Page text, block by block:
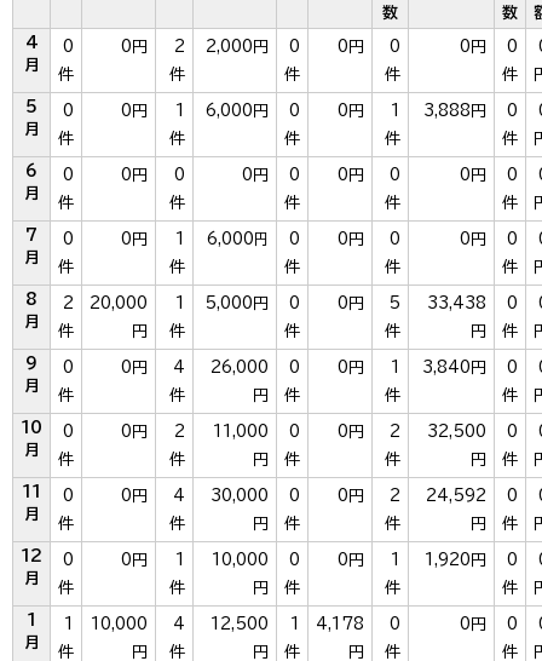
数
数
4
月
0
件
0円
2
件
2,000円
0
件
0円
0
件
0円
0
件
5
月
0
件
0円
1
件
6,000円
0
件
0円
1
件
3,888円
0
件
6
月
0
件
0円
0
件
0円
0
件
0円
0
件
0円
0
件
7
月
0
件
0円
1
件
6,000 円
0
件
0円
0
件
0円
0
件
8
月
2
件
20,000
円
1
件
5,000円
0
件
0円
5
件
33,438
円
0
件
9
月
0
件
0円
4
件
26,000
円
0
件
0円
1
件
3,840円
0
件
10
月
0
件
0円
2
件
11,000
円
0
件
0円
2
件
32,500
円
0
件
11
月
0
件
0円
4
件
30,000
円
0
件
0円
2
件
24,592
円
0
件
12
月
0
件
0円
1
件
10,000
円
0
件
0円
1
件
1,920円
0
件
1
月
1
件
10,000
円
4
件
12,500
円
1
件
4,178
円
0
件
0円
0
件